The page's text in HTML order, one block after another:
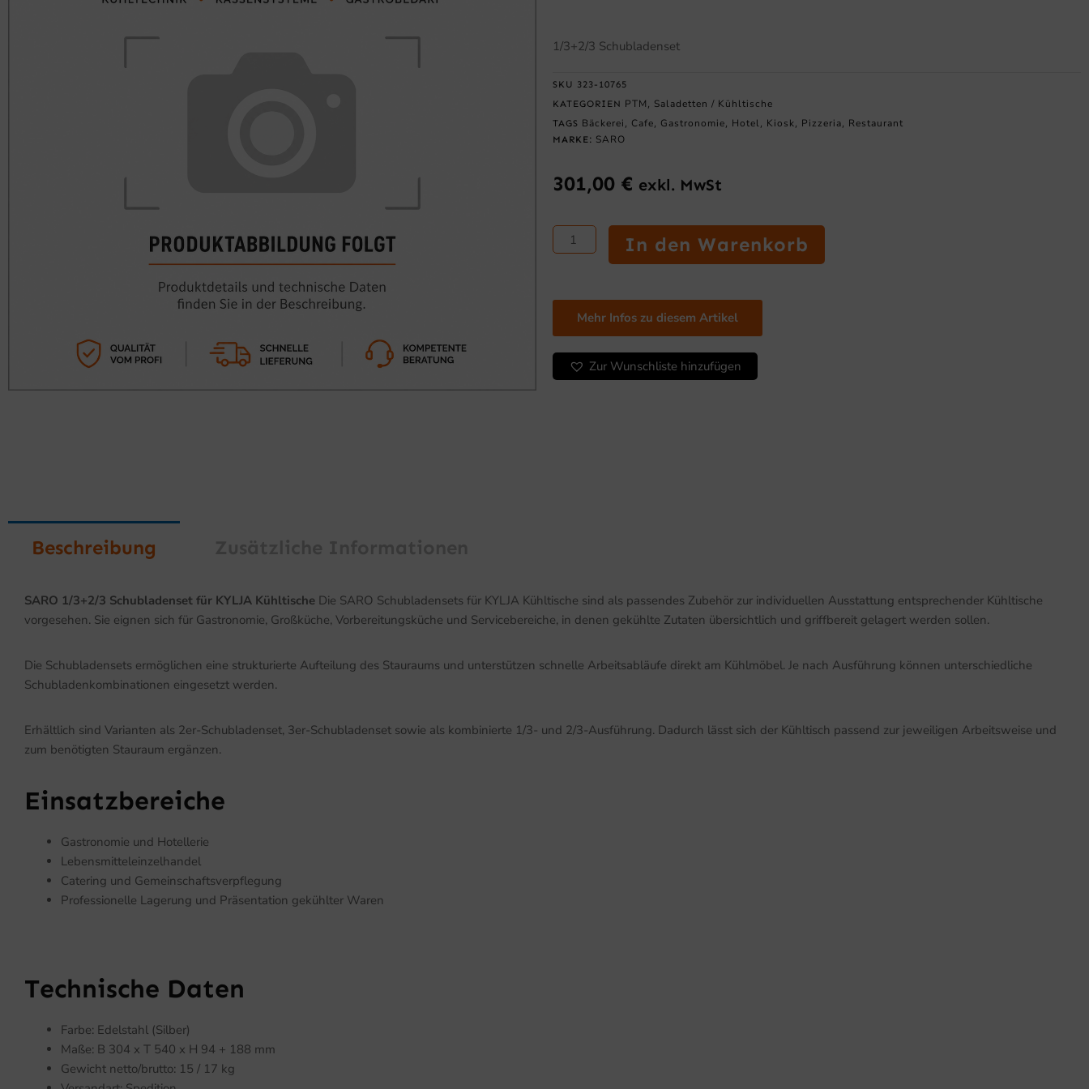
1/3+2/3 Schubladenset
SKU 323-10765
KATEGORIEN PTM , Saladetten / Kühltische
TAGS Bäckerei , Cafe, Gastronomie, Hotel , Kiosk, Pizzeria, Restaurant
MARKE: SARO
301,00 € exkl. MwSt
SARO
1/3+2/3
Schubladenset
KYLJA
Kühltische
Menge
In den Warenkorb
Mehr Infos zu diesem Artikel
Zur Wunschliste hinzufügen
Beschreibung
SARO 1/3+2/3 Schubladenset für KYLJA Kühltische Die SARO Schubladensets für KYLJA Kühltische sind als passendes Zubehör zur individuellen Ausstattung entsprechender Kühltische
vorgesehen. Sie eignen sich für Gastronomie, Großküche, Vorbereitungsküche und Servicebereiche, in denen gekühlte Zutaten übersichtlich und griffbereit gelagert werden sollen.
Die Schubladensets ermöglichen eine strukturierte Aufteilung des Stauraums und unterstützen schnelle Arbeitsabläufe direkt am Kühlmöbel. Je nach Ausführung können unterschiedliche
Schubladenkombinationen eingesetzt werden.
Erhältlich sind Varianten als 2er-Schubladenset, 3er-Schubladenset sowie als kombinierte 1/3- und 2/3-Ausführung. Dadurch lässt sich der Kühltisch passend zur jeweiligen Arbeitsweise und
zum benötigten Stauraum ergänzen.
Einsatzbereiche
Gastronomie und Hotellerie
Lebensmitteleinzelhandel
Catering und Gemeinschaftsverpflegung
Professionelle Lagerung und Präsentation gekühlter Waren
Technische Daten
Farbe: Edelstahl (Silber)
Maße: B 304 x T 540 x H 94 + 188 mm
Gewicht netto/brutto: 15 / 17 kg